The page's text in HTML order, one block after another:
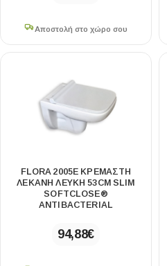
Αποστολή στο χώρο σου
FLORA 2005E ΚΡΕΜΑΣΤΗ
ΛΕΚΑΝΗ ΛΕΥΚΗ 53CM SLIM
SOFTCLOSE®
ANTIBACTERIAL
94,88€